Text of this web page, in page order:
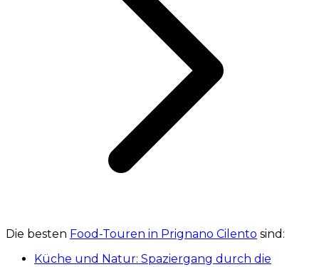
Die besten Food-Touren in Prignano Cilento sind:
Küche und Natur: Spaziergang durch die